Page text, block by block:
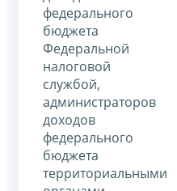
федерального
бюджета
Федеральной
налоговой
службой,
администраторов
доходов
федерального
бюджета
территориальными